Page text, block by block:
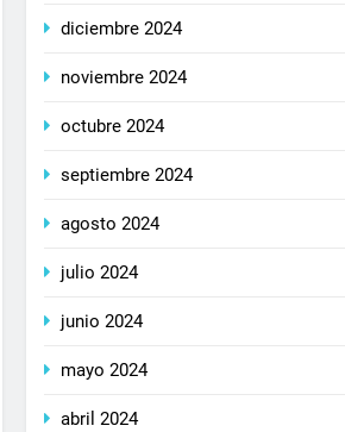
diciembre 2024
noviembre 2024
octubre 2024
septiembre 2024
agosto 2024
julio 2024
junio 2024
mayo 2024
abril 2024